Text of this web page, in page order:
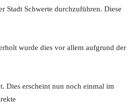
Stadt Schwerte durchzuführen. Diese
wurde dies vor allem aufgrund der
Dies erscheint nun noch einmal im